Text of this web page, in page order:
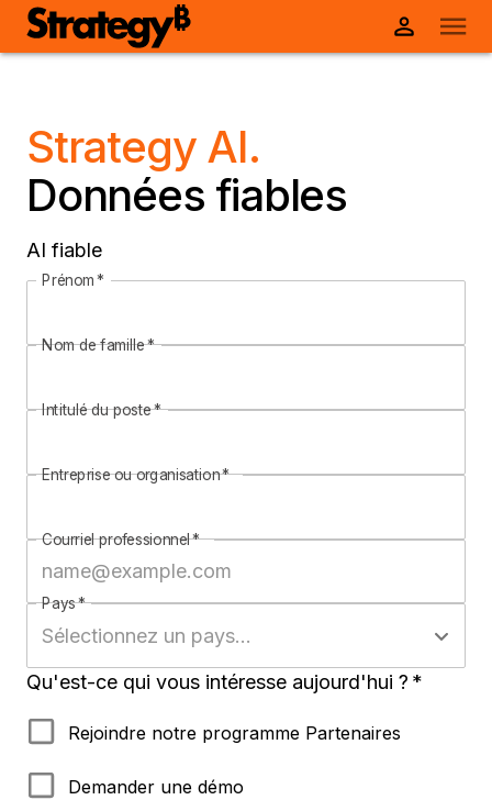
Strategy AI.
Données fiables
AI fiable
Prénom *
Nom de famille*
Intitulé du poste*
Entreprise ou organisation*
Courriel professionnel*
Pays*
Qu'est-ce qui vous intéresse aujourd'hui ? *
Rejoindre notre programme Partenaires
Demander une démo